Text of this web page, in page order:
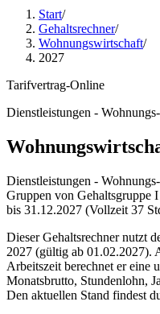
Start/
Gehaltsrechner/
Wohnungswirtschaft/
2027
Tarifvertrag-Online
Dienstleistungen -
Dienstleistungen -
Gruppen von Gehaltsgruppe
bis 31.12.2027 (Vollzeit 37
Dieser Gehaltsrechner nutzt
2027 (gültig ab 01.02.2027).
Arbeitszeit berechnet er eine
Monatsbrutto, Stundenlohn,
Den aktuellen Stand findest